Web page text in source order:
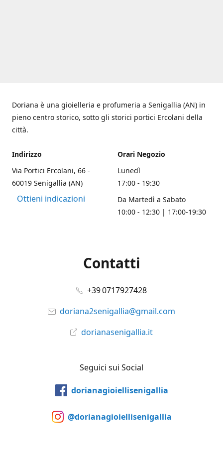
Doriana è una gioielleria e profumeria a Senigallia (AN) in
pieno centro storico, sotto gli storici portici Ercolani della
città.
Indirizzo
Via Portici Ercolani, 66 -
60019 Senigallia (AN)
Ottieni indicazioni
Orari Negozio
Lunedì
17:00 - 19:30
Da Martedì a Sabato
10:00 - 12:30 | 17:00-19:30
Contatti
+39 0717927428
doriana2senigallia@gmail.com
dorianasenigallia.it
Seguici sui Social
dorianagioiellisenigallia
@dorianagioiellisenigallia